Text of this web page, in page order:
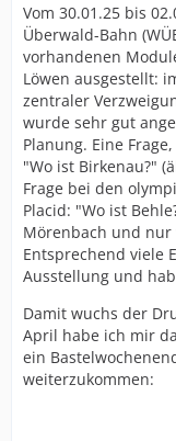
Vom 30.01.25 bis
Überwald-Bahn
vorhandenen
Löwen ausgestellt:
zentraler
wurde sehr gut
Planung. Eine
"Wo ist Birkenau?"
Frage bei den
Placid: "Wo ist
Mörenbach und
Entsprechend viele
Ausstellung und
Damit wuchs der
April habe ich mir
ein
weiterzukommen: